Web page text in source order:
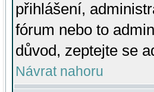
přihlášení,
fórum nebo to
důvod, zeptejte se
Návrat nahoru